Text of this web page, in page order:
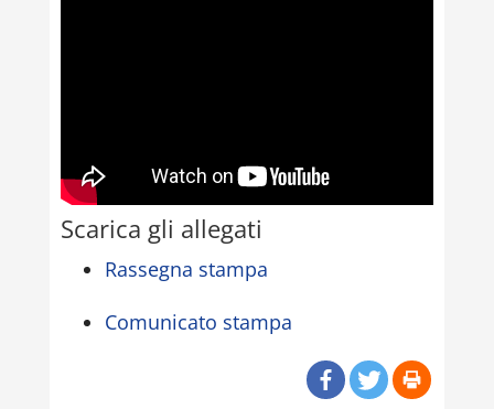
Scarica gli allegati
Rassegna stampa
Comunicato stampa